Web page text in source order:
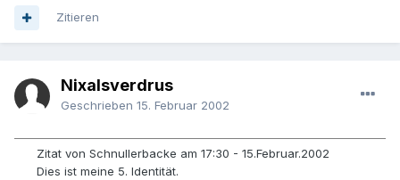
Zitieren
Nixalsverdrus
Geschrieben 15. Februar 2002
Zitat von Schnullerbacke am 17:30 - 15.Februar.2002
Dies ist meine 5. Identität.